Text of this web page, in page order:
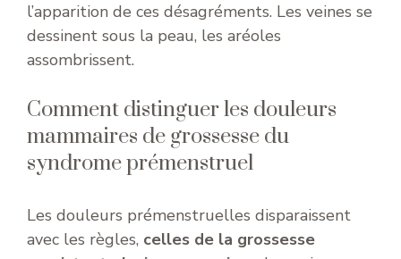
l’apparition de ces désagréments. Les veines se
dessinent sous la peau, les aréoles
assombrissent.
Comment distinguer les douleurs
mammaires de grossesse du
syndrome prémenstruel
Les douleurs prémenstruelles disparaissent
avec les règles, celles de la grossesse